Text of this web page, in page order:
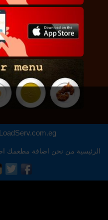
LoadServ.com.eg
الرئيسية من نحن اضافة مطعمك